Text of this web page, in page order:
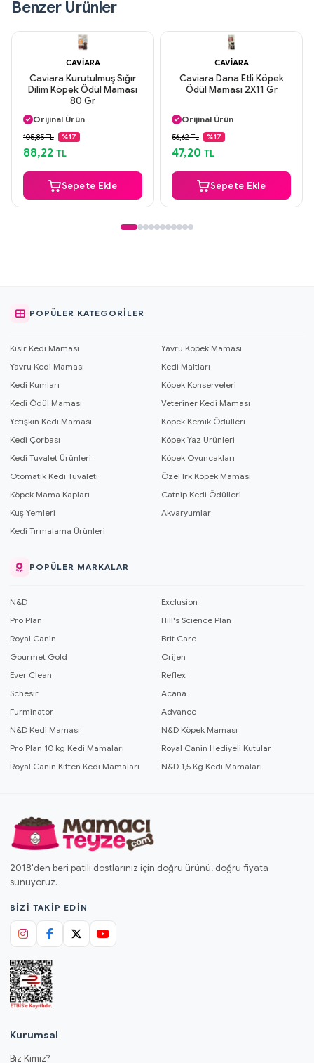
Benzer Ürünler
CAVIARA
Caviara Kurutulmuş Sığır
Dilim Köpek Ödül Maması
80 Gr
Aynı Gün Kargo
Orijinal Ürün
Güvenli Ödeme
Aynı Gün Kargo
105,85 TL %17
88,22 TL
Sepete Ekle
CAVIARA
Caviara Dana Etli Köpek
Ödül Maması 2X11 Gr
Orijinal Ürün
Güvenli Ödeme
Aynı Gün Kargo
56,62 TL %17
47,20 TL
Sepete Ekle
POPÜLER KATEGORILER
Kısır Kedi Maması
Yavru Köpek Maması
Yavru Kedi Maması
Kedi Maltları
Kedi Kumları
Köpek Konserveleri
Kedi Ödül Maması
Veteriner Kedi Maması
Yetişkin Kedi Maması
Köpek Kemik Ödülleri
Kedi Çorbası
Köpek Yaz Ürünleri
Kedi Tuvalet Ürünleri
Köpek Oyuncakları
Otomatik Kedi Tuvaleti
Özel Irk Köpek Maması
Köpek Mama Kapları
Catnip Kedi Ödülleri
Kuş Yemleri
Akvaryumlar
Kedi Tırmalama Ürünleri
POPÜLER MARKALAR
N&D
Exclusion
Pro Plan
Hill's Science Plan
Royal Canin
Brit Care
Gourmet Gold
Orijen
Ever Clean
Reflex
Schesir
Acana
Furminator
Advance
N&D Kedi Maması
N&D Köpek Maması
Pro Plan 10 kg Kedi Mamaları
Royal Canin Hediyeli Kutular
Royal Canin Kitten Kedi Mamaları
N&D 1,5 Kg Kedi Mamaları
2018'den beri patili dostlarınız için doğru ürünü, doğru fiyata
sunuyoruz.
BIZI TAKIP EDIN
Kurumsal
Biz Kimiz?